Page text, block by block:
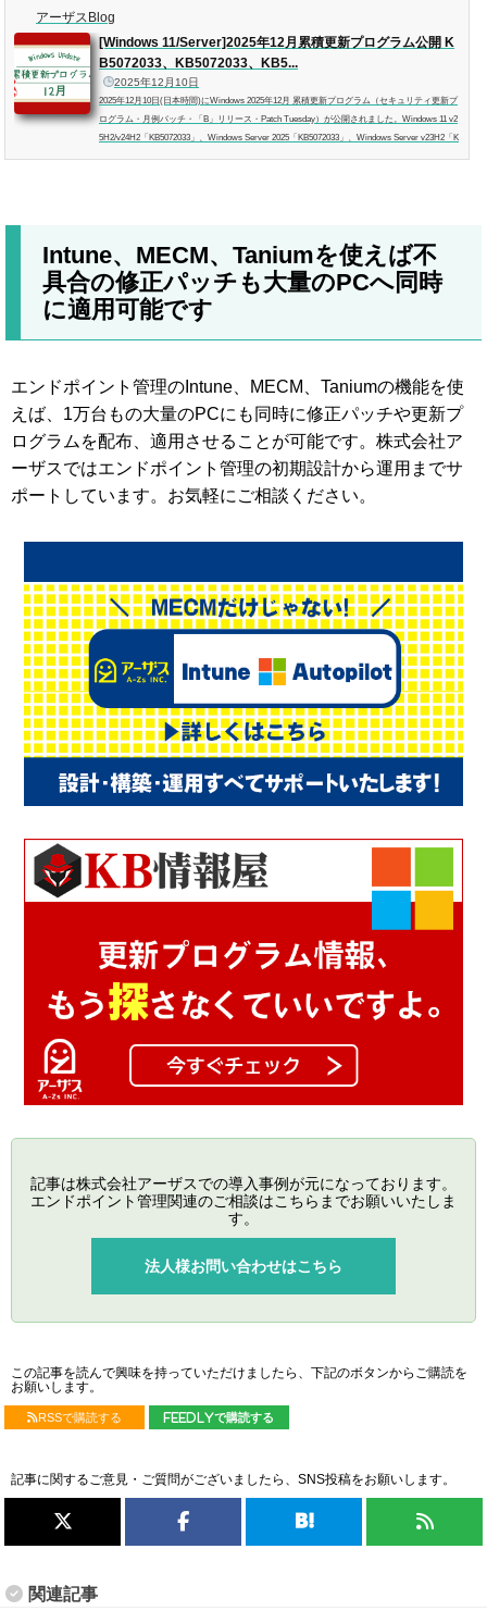
アーザスBlog
[Windows 11/Server]2025年12月累積更新プログラム公開 K
B5072033、KB5072033、KB5...
2025年12月10日
2025年12月10日(日本時間)にWindows 2025年12月 累積更新プログラム（セキュリティ更新プ
ログラム・月例パッチ・「B」リリース・Patch Tuesday）が公開されました。Windows 11 v2
5H2/v24H2「KB5072033」、Windows Server 2025「KB5072033」、Windows Server v23H2「K
Intune、MECM、Taniumを使えば不
具合の修正パッチも大量のPCへ同時
に適用可能です
エンドポイント管理のIntune、MECM、Taniumの機能を使
えば、1万台もの大量のPCにも同時に修正パッチや更新プ
ログラムを配布、適用させることが可能です。株式会社ア
ーザスではエンドポイント管理の初期設計から運用までサ
ポートしています。お気軽にご相談ください。
記事は株式会社アーザスでの導入事例が元になっております。
エンドポイント管理関連のご相談はこちらまでお願いいたしま
す。
法人様お問い合わせはこちら
この記事を読んで興味を持っていただけましたら、下記のボタンからご購読を
お願いします。
RSSで購読する feedlyで購読する
記事に関するご意見・ご質問がございましたら、SNS投稿をお願いします。
関連記事